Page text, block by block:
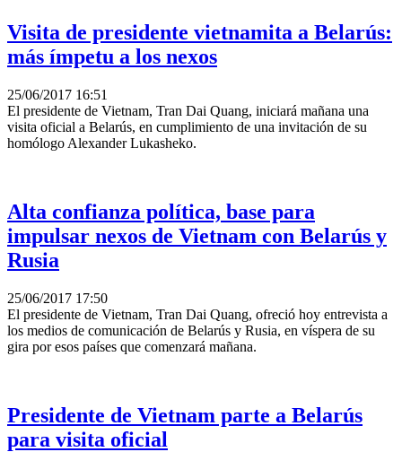
Visita de presidente vietnamita a Belarús:
más ímpetu a los nexos
25/06/2017 16:51
El presidente de Vietnam, Tran Dai Quang, iniciará mañana una
visita oficial a Belarús, en cumplimiento de una invitación de su
homólogo Alexander Lukasheko.
Alta confianza política, base para
impulsar nexos de Vietnam con Belarús y
Rusia
25/06/2017 17:50
El presidente de Vietnam, Tran Dai Quang, ofreció hoy entrevista a
los medios de comunicación de Belarús y Rusia, en víspera de su
gira por esos países que comenzará mañana.
Presidente de Vietnam parte a Belarús
para visita oficial